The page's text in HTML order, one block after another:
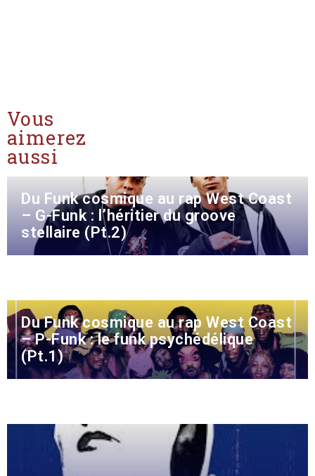
Vous
aimerez
aussi
Du Funk cosmique au rap West Coast
– G-Funk : l’héritier du groove
stellaire (Pt.2)
Du Funk cosmique au rap West Coast
– P-Funk : le funk psychédélique
(Pt.1)